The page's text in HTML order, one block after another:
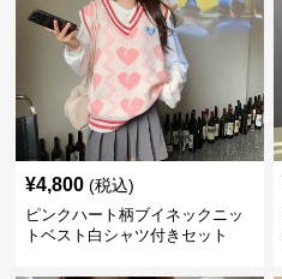
¥4,800 (税込)
ピンクハート柄ブイネックニッ
トベスト白シャツ付きセット